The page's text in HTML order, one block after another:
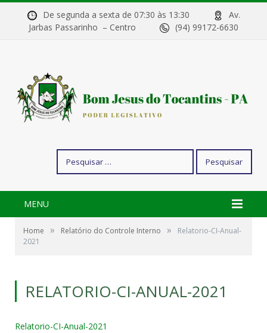
De segunda a sexta de 07:30 às 13:30
Av.
Jarbas Passarinho – Centro
(94) 99172-6630
por:
MENU
Home » Relatório do Controle Interno »
Relatorio-CI-Anual-
2021
RELATORIO-CI-ANUAL-2021
Relatorio-CI-Anual-2021